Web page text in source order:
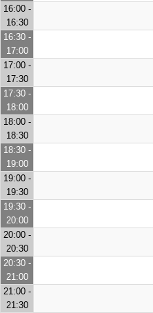
16:00 -
16:30
16:30 -
17:00
17:00 -
17:30
17:30 -
18:00
18:00 -
18:30
18:30 -
19:00
19:00 -
19:30
19:30 -
20:00
20:00 -
20:30
20:30 -
21:00
21:00 -
21:30